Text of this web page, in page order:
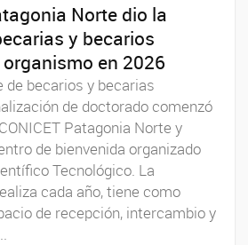
Norte dio la
y becarios
en 2026
de becarios y becarias
de doctorado comenzó
Patagonia Norte y
de bienvenida organizado
Tecnológico. La
cada año, tiene como
de recepción, intercambio y